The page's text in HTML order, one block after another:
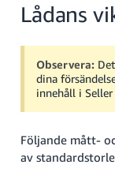
Lådans
Observera:
dina
innehåll i Seller
Följande mått-
av